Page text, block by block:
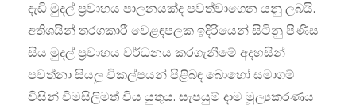
දැඩි මුදල් ප්‍රවාහය පාලනයක්ද පවත්වාගෙන යනු ලබයි.
අතිශයින් තරගකාරී වෙළඳපලක ඉදිරියෙන් සිටිනු පිණිස
සිය මුදල් ප්‍රවාහය වර්ධනය කරගැනීමේ අදහසින්
පවත්නා සියලු විකල්පයන් පිළිබඳ බොහෝ සමාගම්
විසින් විමසිලිමත් විය යුතුය. සැපයුම් දාම මූල්‍යකරණය